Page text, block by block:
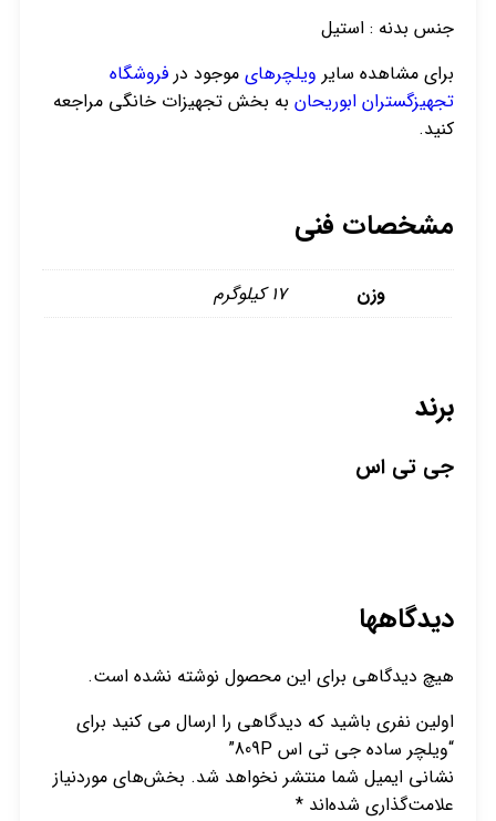
جنس بدنه : استیل
برای مشاهده سایر ویلچرهای موجود در فروشگاه
تجهیزگستران ابوریحان به بخش تجهیزات خانگی مراجعه
کنید.
مشخصات فنی
وزن 17 کیلوگرم
برند
جی تی اس
دیدگاهها
هیچ دیدگاهی برای این محصول نوشته نشده است.
اولین نفری باشید که دیدگاهی را ارسال می کنید برای
“ویلچر ساده جی تی اس 809P”
نشانی ایمیل شما منتشر نخواهد شد. بخش‌های موردنیاز
علامت‌گذاری شده‌اند *